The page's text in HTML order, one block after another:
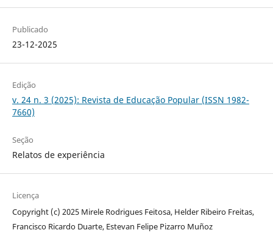
Publicado
23-12-2025
Edição
v. 24 n. 3 (2025): Revista de Educação Popular (ISSN 1982-
7660)
Seção
Relatos de experiência
Licença
Copyright (c) 2025 Mirele Rodrigues Feitosa, Helder Ribeiro Freitas,
Francisco Ricardo Duarte, Estevan Felipe Pizarro Muñoz